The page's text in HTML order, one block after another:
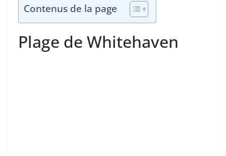
Contenus de la page
Plage de Whitehaven